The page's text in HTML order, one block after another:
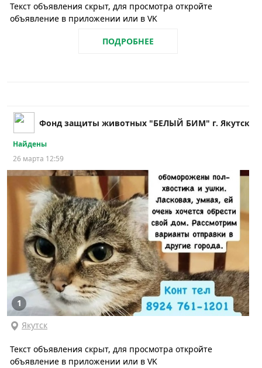
Текст объявления скрыт, для просмотра откройте
объявление в приложении или в VK
ПОДРОБНЕЕ
Фонд защиты животных "БЕЛЫЙ БИМ" г. Якутск
Найдены
26 марта 12:59
1
Якутск
Текст объявления скрыт, для просмотра откройте
объявление в приложении или в VK